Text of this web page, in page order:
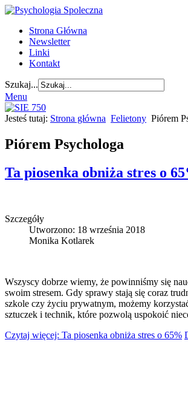
Strona Główna
Newsletter
Linki
Kontakt
Szukaj...
Menu
Jesteś tutaj: Strona główna Felietony Piórem
Piórem Psychologa
Ta piosenka obniża stres o
Szczegóły
Utworzono: 18 września 2018
Monika Kotlarek
Wszyscy dobrze wiemy, że powinniśmy się
swoim stresem. Gdy sprawy stają się coraz
szkole czy życiu prywatnym, możemy
sztuczek i technik, które pozwolą uspokoić
Czytaj więcej: Ta piosenka obniża stres o 65%